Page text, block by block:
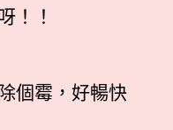
！！
個霉，好暢快